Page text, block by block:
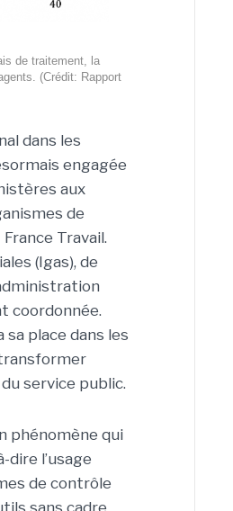
de traitement, la
(Crédit: Rapport
dans les
engagée
aux
de
Travail.
(Igas), de
coordonnée.
sa place dans les
transformer
service public.
phénomène qui
dire l’usage
de contrôle
sans cadre